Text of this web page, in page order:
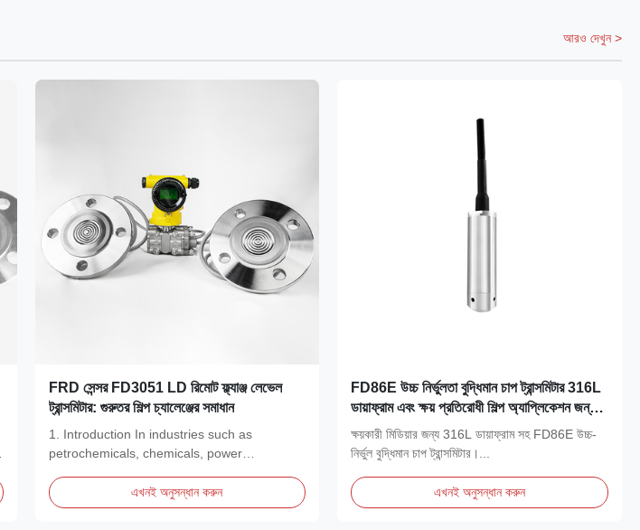
আরও দেখুন >
FRD সেন্সর FD3051 LD রিমোট ফ্ল্যাঞ্জ লেভেল
ট্রান্সমিটার: গুরুতর শিল্প চ্যালেঞ্জের সমাধান
1. Introduction In industries such as
petrochemicals, chemicals, power
এখনই অনুসন্ধান করুন
FD86E উচ্চ নির্ভুলতা বুদ্ধিমান চাপ ট্রান্সমিটার 316L
ডায়াফ্রাম এবং ক্ষয় প্রতিরোধী শিল্প অ্যাপ্লিকেশন জন্য
হার্ট প্রোটোকল সঙ্গে
ক্ষয়কারী মিডিয়ার জন্য 316L ডায়াফ্রাম সহ FD86E উচ্চ-
নির্ভুল বুদ্ধিমান চাপ ট্রান্সমিটার।...
এখনই অনুসন্ধান করুন